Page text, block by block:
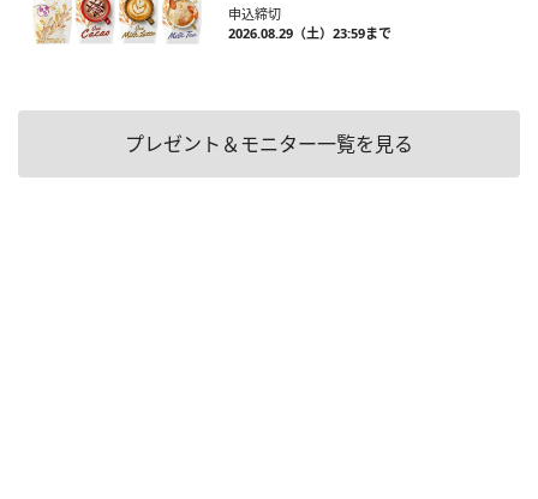
申込締切
2026.08.29（土）23:59まで
プレゼント＆モニター一覧を見る